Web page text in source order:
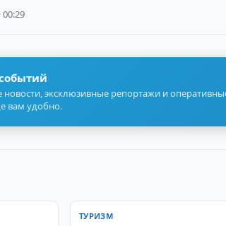
00:29
новости, эксклюзивные репортажи и
вам удобно.
ТУРИЗМ